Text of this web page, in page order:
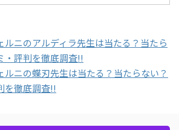
ルニのアルディラ先生は当たる？当たら
・評判を徹底調査!!
ルニの蝶刃先生は当たる？当たらない？
を徹底調査!!